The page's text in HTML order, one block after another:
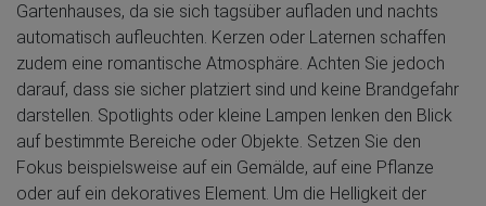
Gartenhauses, da sie sich tagsüber aufladen und nachts
automatisch aufleuchten. Kerzen oder Laternen schaffen
zudem eine romantische Atmosphäre. Achten Sie jedoch
darauf, dass sie sicher platziert sind und keine Brandgefahr
darstellen. Spotlights oder kleine Lampen lenken den Blick
auf bestimmte Bereiche oder Objekte. Setzen Sie den
Fokus beispielsweise auf ein Gemälde, auf eine Pflanze
oder auf ein dekoratives Element. Um die Helligkeit der